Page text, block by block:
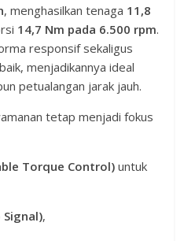
, menghasilkan tenaga 11,8
14,7 Nm pada 6.500 rpm.
responsif sekaligus
menjadikannya ideal
petualangan jarak jauh.
tetap menjadi fokus
Torque Control) untuk
Signal),